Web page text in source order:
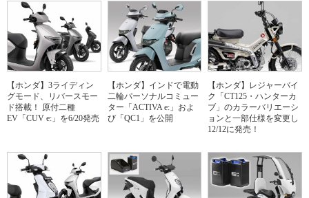
【ホンダ】3ライディン
グモード、リバースモー
ド搭載！ 原付二種
EV「CUV e:」を6/20発売
【ホンダ】インドで電動
二輪パーソナルコミュー
ター「ACTIVA e:」およ
び「QC1」を公開
【ホンダ】レジャーバイ
ク「CT125・ハンターカ
ブ」のカラーバリエーシ
ョンと一部仕様を変更し
12/12に発売！